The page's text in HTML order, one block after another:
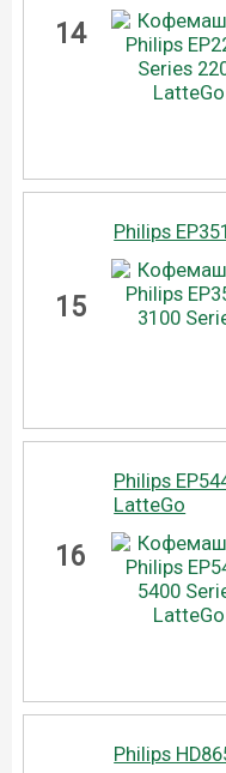
14
15
Philips
16
Philips
LatteGo
Philips